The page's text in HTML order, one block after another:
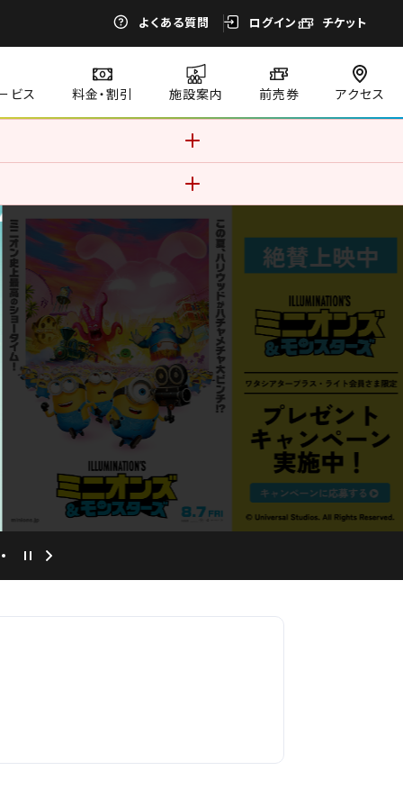
よくある質問 ログイン チケット
ビス 料金・割引 施設案内 前売券 アクセス
のままご利用になる場合、